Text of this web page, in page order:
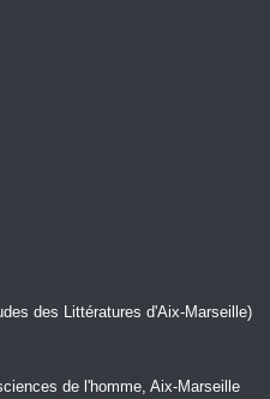
des Littératures d'Aix-Marseille)
de l'homme, Aix-Marseille